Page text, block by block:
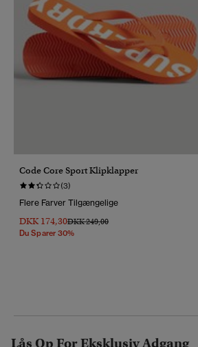
Code Core Sport Klipklapper
(3)
Flere Farver Tilgængelige
DKK 174,30Pris Nedsat Fra
DKK 249,00Til
Du Sparer 30%
Lås Op For Eksklusiv Adgang